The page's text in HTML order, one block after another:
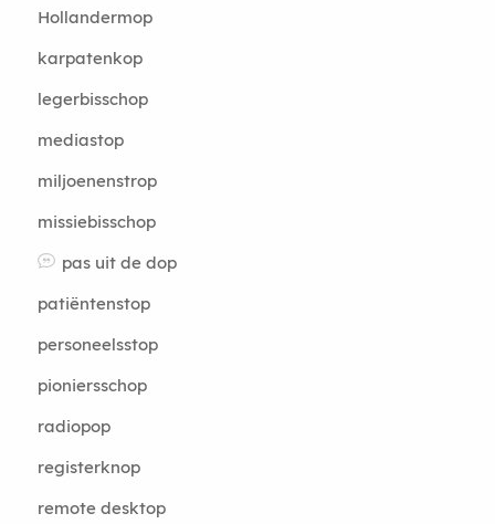
Hollandermop
karpatenkop
legerbisschop
mediastop
miljoenenstrop
missiebisschop
pas uit de dop
patiëntenstop
personeelsstop
pioniersschop
radiopop
registerknop
remote desktop